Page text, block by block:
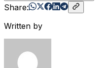
Share:
Written by